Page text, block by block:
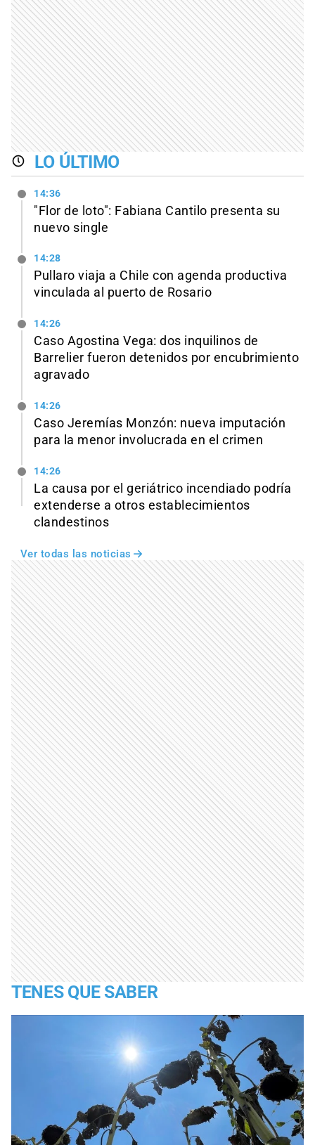
LO ÚLTIMO
14:36
"Flor de loto": Fabiana Cantilo presenta su
nuevo single
14:28
Pullaro viaja a Chile con agenda productiva
vinculada al puerto de Rosario
14:26
Caso Agostina Vega: dos inquilinos de
Barrelier fueron detenidos por encubrimiento
agravado
14:26
Caso Jeremías Monzón: nueva imputación
para la menor involucrada en el crimen
14:26
La causa por el geriátrico incendiado podría
extenderse a otros establecimientos
clandestinos
Ver todas las noticias
TENES QUE SABER